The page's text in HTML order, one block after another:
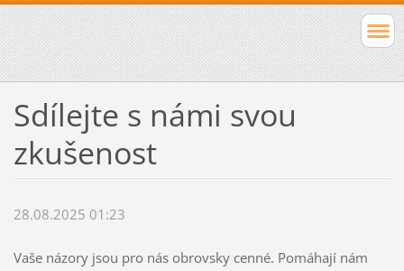
Sdílejte s námi svou
zkušenost
28.08.2025 01:23
Vaše názory jsou pro nás obrovsky cenné. Pomáhají nám